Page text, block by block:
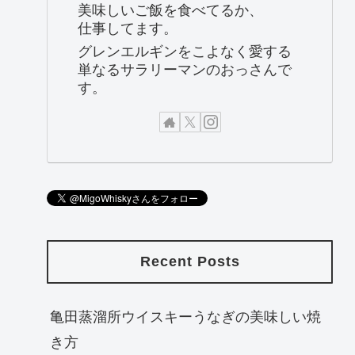
美味しいご飯を食べてるか、
仕事してます。
グレンエルギンをこよなく愛する
単なるサラリーマンのおっさんで
す。
Recent Posts
亀田蒸溜所ウイスキーうなぎの美味しい焼
き方